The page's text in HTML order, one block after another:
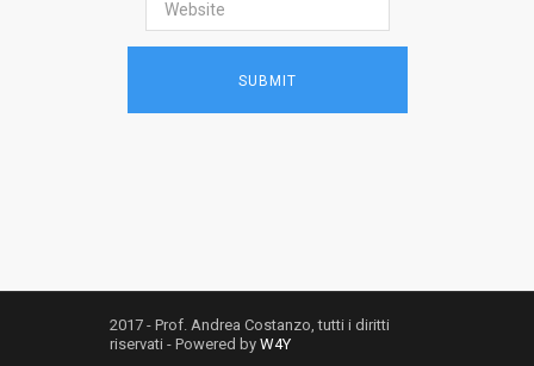
2017 - Prof. Andrea Costanzo, tutti i diritti
riservati - Powered by W4Y